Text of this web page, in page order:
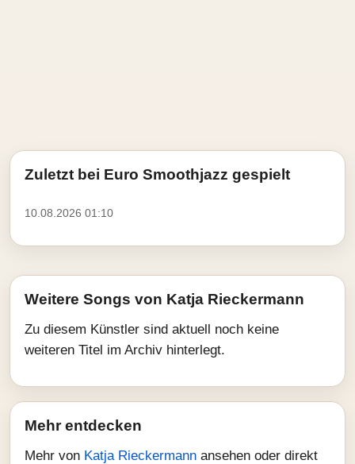
Zuletzt bei Euro Smoothjazz gespielt
10.08.2026 01:10
Weitere Songs von Katja Rieckermann
Zu diesem Künstler sind aktuell noch keine
weiteren Titel im Archiv hinterlegt.
Mehr entdecken
Mehr von Katja Rieckermann ansehen oder direkt